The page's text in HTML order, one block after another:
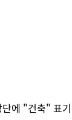
에 "건축" 표기